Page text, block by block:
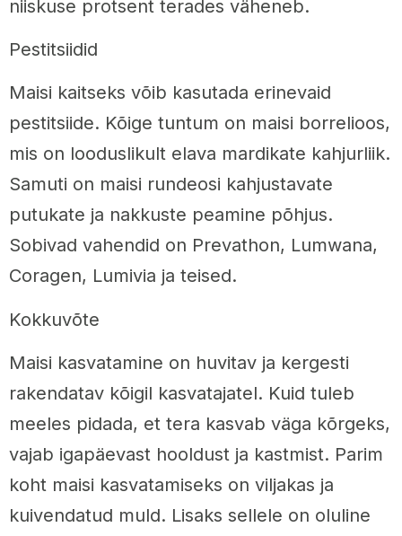
niiskuse protsent terades väheneb.
Pestitsiidid
Maisi kaitseks võib kasutada erinevaid
pestitsiide. Kõige tuntum on maisi borrelioos,
mis on looduslikult elava mardikate kahjurliik.
Samuti on maisi rundeosi kahjustavate
putukate ja nakkuste peamine põhjus.
Sobivad vahendid on Prevathon, Lumwana,
Coragen, Lumivia ja teised.
Kokkuvõte
Maisi kasvatamine on huvitav ja kergesti
rakendatav kõigil kasvatajatel. Kuid tuleb
meeles pidada, et tera kasvab väga kõrgeks,
vajab igapäevast hooldust ja kastmist. Parim
koht maisi kasvatamiseks on viljakas ja
kuivendatud muld. Lisaks sellele on oluline